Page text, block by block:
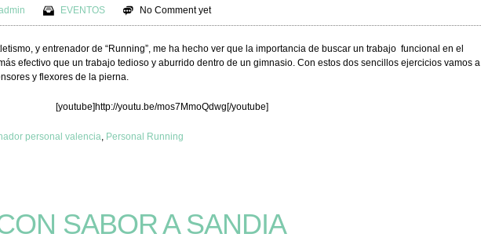
EVENTOS No Comment yet
y entrenador de “Running”, me ha hecho ver que la importancia de buscar un trabajo funcional en el
efectivo que un trabajo tedioso y aburrido dentro de un gimnasio. Con estos dos sencillos ejercicios vamos a
y flexores de la pierna.
[youtube]http://youtu.be/mos7MmoQdwg[/youtube]
personal valencia, Personal Running
SABOR A SANDIA